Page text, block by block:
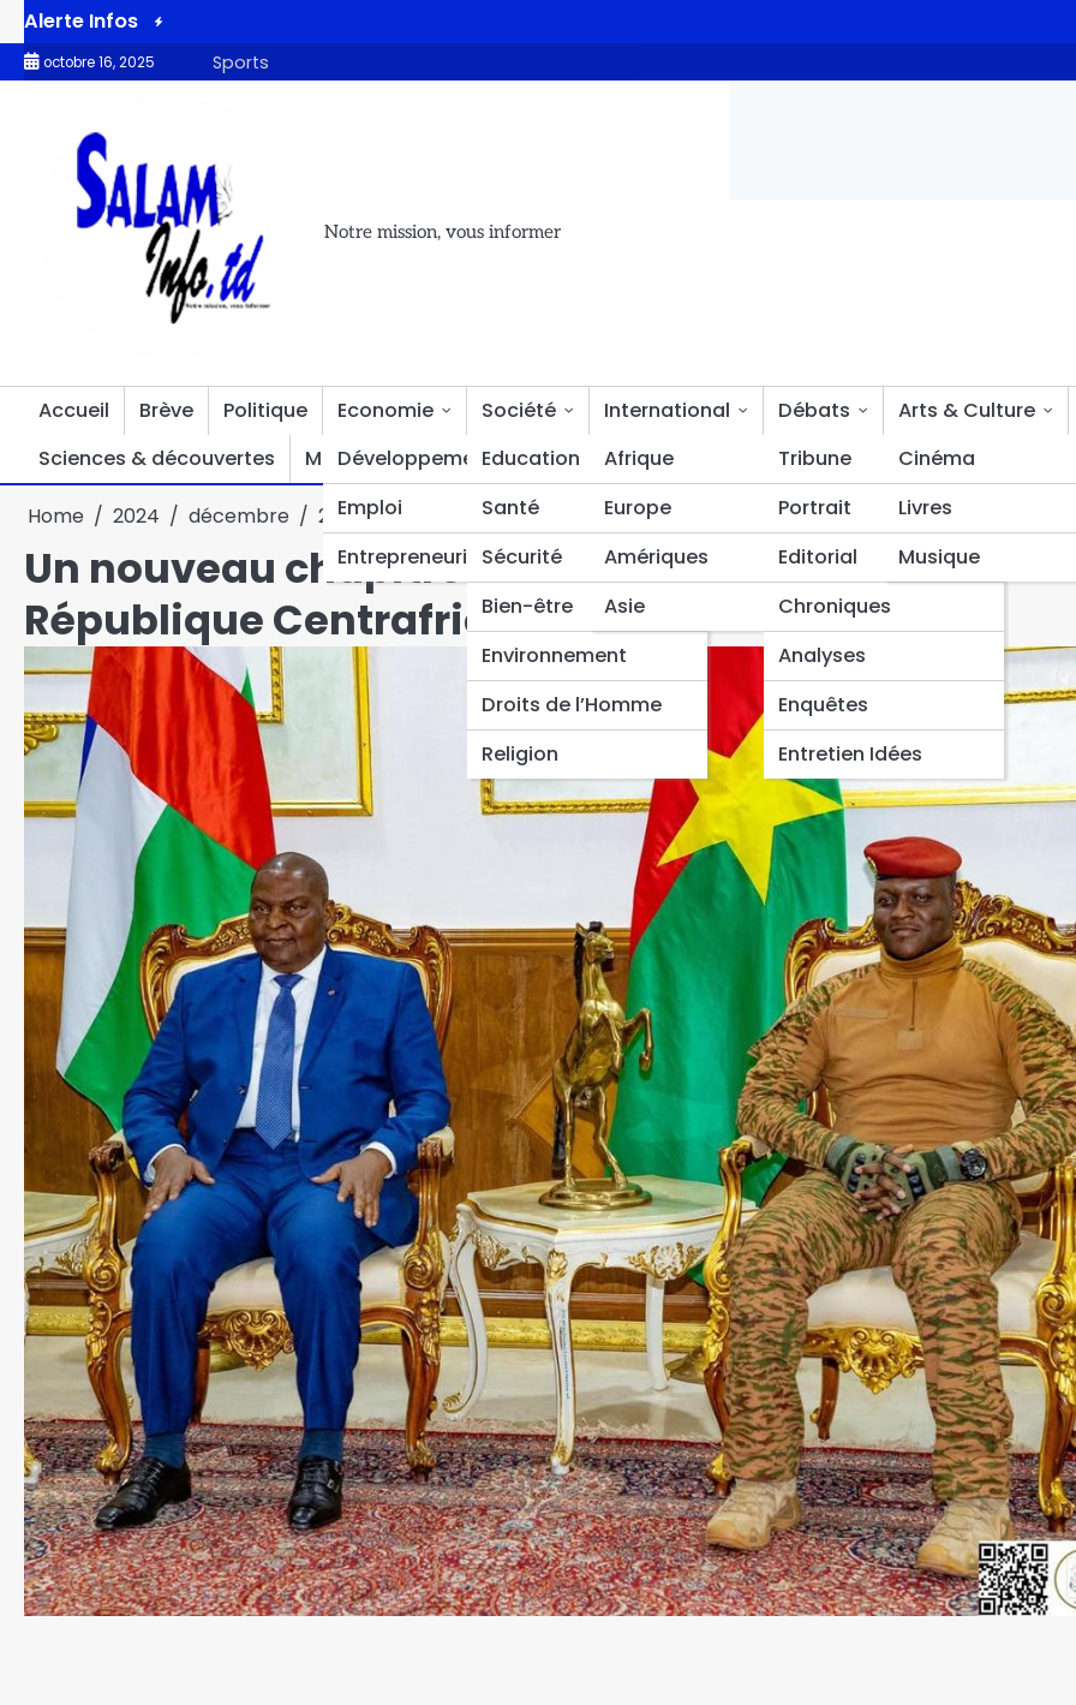
Alerte Infos
le soutien de la Banque mondiale
octobre 16, 2025 Sports
Notre mission, vous informer
Accueil Brève Politique
Economie
Développement
Emploi
Entrepreneuriat
Société
Education
Santé
Sécurité
Bien-être
Environnement
Droits de l’Homme
Religion
International
Afrique
Europe
Amériques
Asie
Débats
Tribune
Portrait
Editorial
Chroniques
Analyses
Enquêtes
Entretien Idées
Arts & Culture
Cinéma
Livres
Musique
Sciences & découvertes
Multimédia Divers Sciences & découvertes Bien-être
Home 2024 décembre 21 Un nouveau chapitre pour le Burkina Faso et la République Centrafricaine
Un nouveau chapitre pour le Burkina Faso et la
République Centrafricaine